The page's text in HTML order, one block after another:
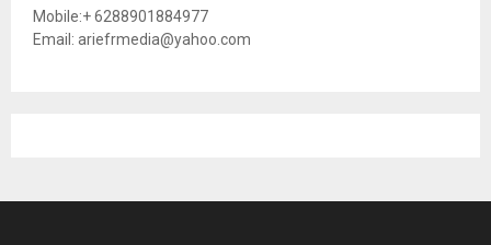
Mobile:+ 6288901884977
Email: ariefrmedia@yahoo.com